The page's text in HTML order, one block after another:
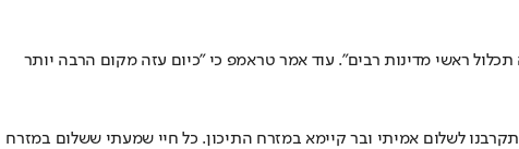
ראשי מדינות רבים". עוד אמר טראמפ כי "כיום עזה מקום הרבה יותר
לשלום אמיתי ובר קיימא במזרח התיכון. כל חיי שמעתי ששלום במזרח